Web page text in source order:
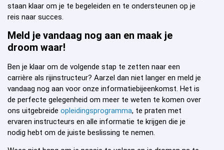
staan klaar om je te begeleiden en te ondersteunen op je
reis naar succes.
Meld je vandaag nog aan en maak je
droom waar!
Ben je klaar om de volgende stap te zetten naar een
carrière als rijinstructeur? Aarzel dan niet langer en meld je
vandaag nog aan voor onze informatiebijeenkomst. Het is
de perfecte gelegenheid om meer te weten te komen over
ons uitgebreide opleidingsprogramma, te praten met
ervaren instructeurs en alle informatie te krijgen die je
nodig hebt om de juiste beslissing te nemen.